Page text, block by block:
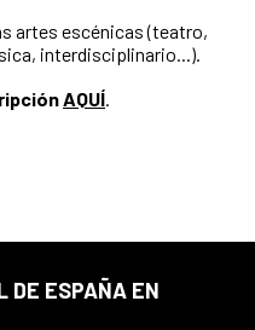
artes escénicas (teatro,
interdisciplinario...).
AQUÍ.
DE ESPAÑA EN